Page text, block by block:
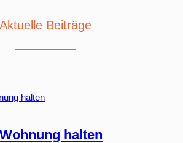
Aktuelle Beiträge
halten